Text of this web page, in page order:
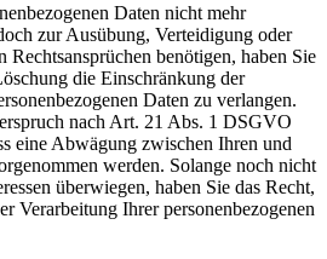
Daten nicht mehr
zur Ausübung, Verteidigung oder
Rechtsansprüchen benötigen, haben Sie
die Einschränkung der
Daten zu verlangen.
nach Art. 21 Abs. 1 DSGVO
eine Abwägung zwischen Ihren und
werden. Solange noch nicht
überwiegen, haben Sie das Recht,
Verarbeitung Ihrer personenbezogenen